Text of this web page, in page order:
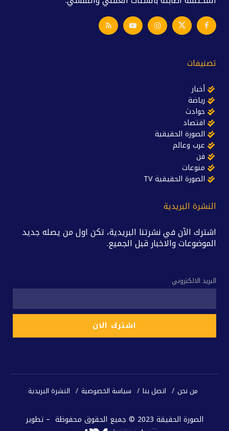
تصنيفات
أخبار
رياضة
حوادث
اقتصاد
الصورة الحقيقية
عرب وعالم
فن
منوعات
الصورة الحقيقية TV
النشرة البريدية
اشترك الآن في نشرتنا البريدية، تكن اول من يصله جديد
الموضوعات والاخبار قبل الجميع.
البريد الالكتروني
من نحن اتصل بنا سياسة الخصوصية النشرة البريدية
الصورة الحقيقة 2023 © جميع الحقوق محفوظة – تطوير